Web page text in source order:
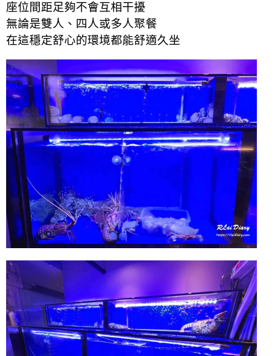
座位間距足夠不會互相干擾
無論是雙人、四人或多人聚餐
在這穩定舒心的環境都能舒適久坐